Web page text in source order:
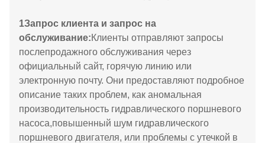
1Запрос клиента и запрос на
обслуживание:Клиенты отправляют запросы
послепродажного обслуживания через
официальный сайт, горячую линию или
электронную почту. Они предоставляют подробное
описание таких проблем, как аномальная
производительность гидравлического поршневого
насоса,повышенный шум гидравлического
поршневого двигателя, или проблемы с утечкой в